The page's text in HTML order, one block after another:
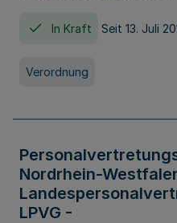
In Kraft Seit 13. Juli
Verordnung
Nordrhein-
LPVG -